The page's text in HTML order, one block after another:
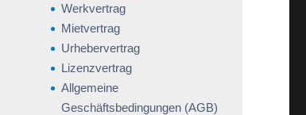
Werkvertrag
Mietvertrag
Urhebervertrag
Lizenzvertrag
Allgemeine
Geschäftsbedingungen (AGB)